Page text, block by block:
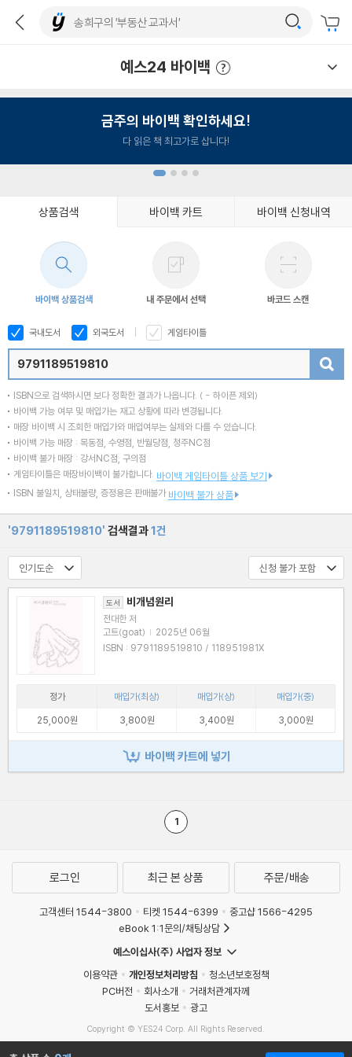
예스24 바이백
금주의 바이백 확인하세요!
다 읽은 책 최고가로 삽니다!
상품검색 바이백 카트 바이백 신청내역
바이백 상품검색 내 주문에서 선택 바코드 스캔
국내도서 외국도서 게임타이틀
ISBN으로 검색하시면 보다 정확한 결과가 나옵니다. ( - 하이픈 제외)
바이백 가능 여부 및 매입가는 재고 상황에 따라 변경됩니다.
매장 바이백 시 조회한 매입가와 매입여부는 실제와 다를 수 있습니다.
바이백 가능 매장 : 목동점, 수영점, 반월당점, 청주NC점
바이백 불가 매장 : 강서NC점, 구의점
게임타이틀은 매장바이백이 불가합니다. 바이백 게임타이틀 상품 보기
ISBN 불일치, 상태불량, 증정용은 판매불가 바이백 불가 상품
'9791189519810' 검색결과1건
도서 비개념원리
전대한 저
고트(goat) | 2025년 06월
ISBN : 9791189519810 / 118951981X
정가 매입가(최상) 매입가(상)
매입가(중)
25,000원
3,800원 3,400원 3,000원
바이백 카트에 넣기
1
로그인 최근 본 상품 주문/배송
고객센터 1544-3800 티켓 1544-6399
중고샵 1566-4295
eBook 1:1문의/채팅상담
예스이십사(주) 사업자 정보
이용약관
개인정보처리방침
청소년보호정책
PC버전
회사소개
거래처관계자께
도서홍보
광고
Copyright © YES24 Corp. All Rights Reserved.
MATOM12